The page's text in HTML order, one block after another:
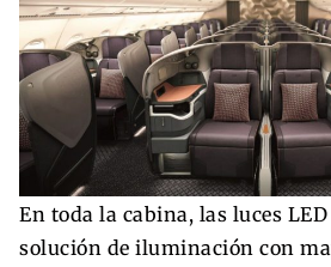
En toda la cabina, las luces
solución de iluminación con